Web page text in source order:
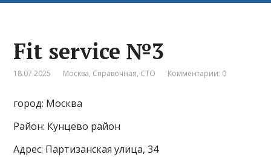
Fit service №3
18.07.2025 Москва, Справочная, СТО Комментарии: 0
город: Москва
Район: Кунцево район
Адрес: Партизанская улица, 34